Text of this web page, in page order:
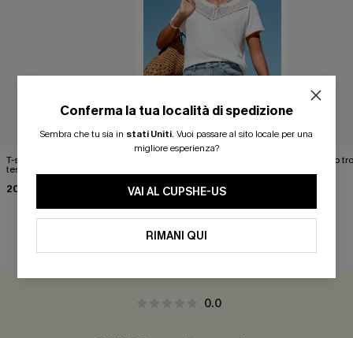
T-shirt con scollo a V
testurizzata ritagliata
20,00 €
Soggiorno
RECENSIONI DEI CLIENTI
0.0
Conferma la tua località di spedizione
Sembra che tu sia in stati Uniti. Vuoi passare al sito locale per una
migliore esperienza?
VAI AL CUPSHE-US
RIMANI QUI